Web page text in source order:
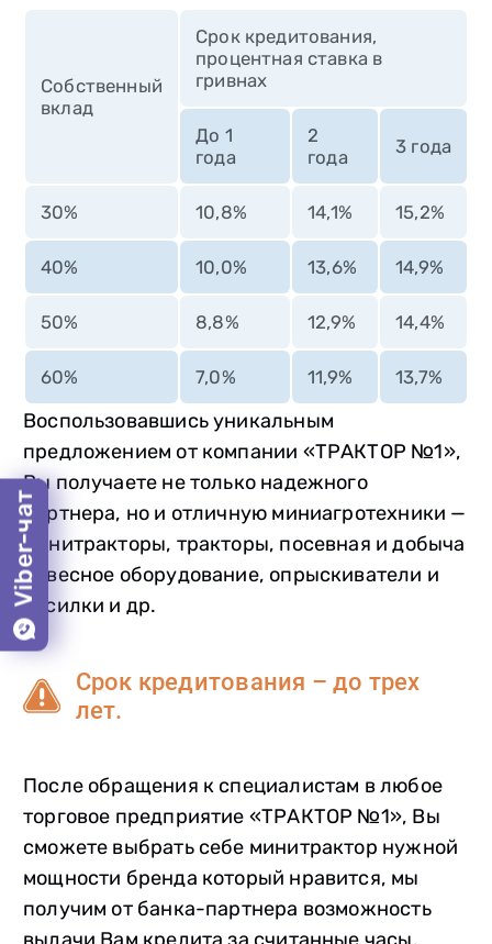
Cобственный
вклад
Срок кредитования,
процентная ставка в
гривнах
До 1
года
2
года
3 года
30% 10,8% 14,1% 15,2%
40% 10,0% 13,6% 14,9%
50% 8,8% 12,9% 14,4%
60% 7,0% 11,9% 13,7%
Воспользовавшись уникальным
предложением от компании «ТРАКТОР №1»,
Вы получаете не только надежного
партнера, но и отличную миниагротехники —
минитракторы, тракторы, посевная и добыча
навесное оборудование, опрыскиватели и
косилки и др.
Срок кредитования – до трех
лет.
После обращения к специалистам в любое
торговое предприятие «ТРАКТОР №1», Вы
сможете выбрать себе минитрактор нужной
мощности бренда который нравится, мы
получим от банка-партнера возможность
Viber-чат